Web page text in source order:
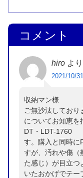
コメント
hiro よ
2021/10/
収納マン様
ご無沙汰してお
についてお知恵を
DT・LDT-1760
す。購入と同時に
すが、汚れや傷（
た感じ）が目立つ
いたおかげでテー